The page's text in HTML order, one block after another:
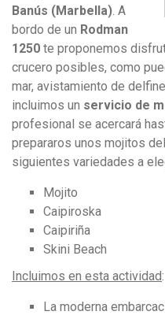
Banús (Marbella) . A
bordo de un Rodman
1250 te proponemos
crucero posibles, como
mar, avistamiento de
incluimos un servicio de
profesional se acercará
prepararos unos mojitos
siguientes variedades a
Mojito
Caipiroska
Caipiriña
Skini Beach
Incluimos en esta actividad:
La moderna